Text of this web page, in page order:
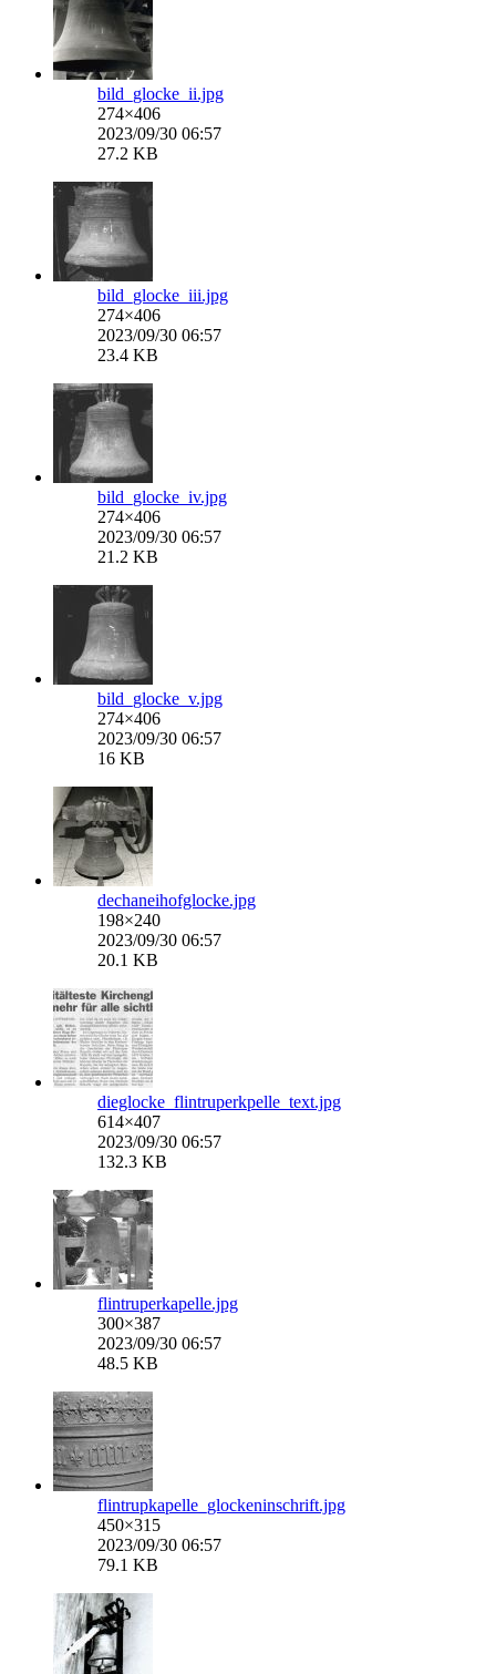
bild_glocke_ii.jpg
274×406
2023/09/30 06:57
27.2 KB
bild_glocke_iii.jpg
274×406
2023/09/30 06:57
23.4 KB
bild_glocke_iv.jpg
274×406
2023/09/30 06:57
21.2 KB
bild_glocke_v.jpg
274×406
2023/09/30 06:57
16 KB
dechaneihofglocke.jpg
198×240
2023/09/30 06:57
20.1 KB
dieglocke_flintruperkpelle_text.jpg
614×407
2023/09/30 06:57
132.3 KB
flintruperkapelle.jpg
300×387
2023/09/30 06:57
48.5 KB
flintrupkapelle_glockeninschrift.jpg
450×315
2023/09/30 06:57
79.1 KB